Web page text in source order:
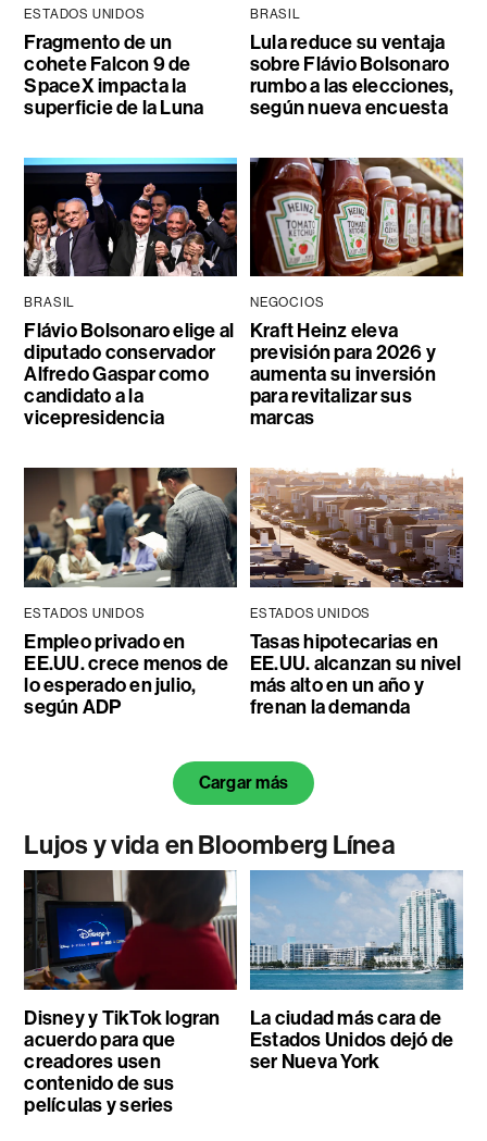
ESTADOS UNIDOS
Fragmento de un
cohete Falcon 9 de
SpaceX impacta la
superficie de la Luna
BRASIL
Lula reduce su ventaja
sobre Flávio Bolsonaro
rumbo a las elecciones,
según nueva encuesta
BRASIL
Flávio Bolsonaro elige al
diputado conservador
Alfredo Gaspar como
candidato a la
vicepresidencia
NEGOCIOS
Kraft Heinz eleva
previsión para 2026 y
aumenta su inversión
para revitalizar sus
marcas
ESTADOS UNIDOS
Empleo privado en
EE.UU. crece menos de
lo esperado en julio,
según ADP
ESTADOS UNIDOS
Tasas hipotecarias en
EE.UU. alcanzan su nivel
más alto en un año y
frenan la demanda
Cargar más
Lujos y vida en Bloomberg Línea
Disney y TikTok logran
acuerdo para que
creadores usen
contenido de sus
películas y series
La ciudad más cara de
Estados Unidos dejó de
ser Nueva York